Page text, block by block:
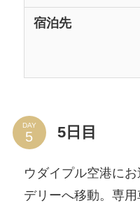
宿泊先
DAY 5日目
ウダイプル空港に
デリーへ移動。専用